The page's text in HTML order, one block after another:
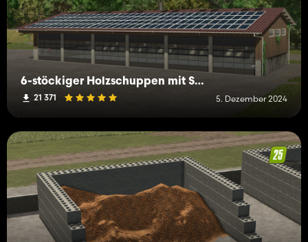
6-stöckiger Holzschuppen mit Sonnenkollektoren
21 371 5. Dezember 2024